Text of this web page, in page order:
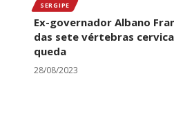
SERGIPE
Ex-governador Albano
das sete vértebras
queda
28/08/2023